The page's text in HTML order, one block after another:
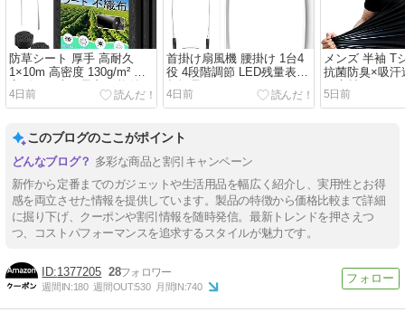
防草シート 厚手 高耐久
1×10m 高密度 130g/m² 固
定ピン20本と黒丸20枚付き
4日前
首掛け扇風機 腰掛け 1台4
役 4段階調節 LED残量表示
超軽量
4日前
メンズ 半袖 T
抗菌防臭×吸汗
ュ素材
5日前
このブログのここがポイント
多彩な商品と割引キャンペーン
新作から定番までのガジェットや生活用品を幅広く紹介し、実用性とお得
感を両立させた情報を提供しています。製品の特徴から価格比較まで詳細
に掘り下げ、クーポンや割引情報を随時発信。最新トレンドを押さえつ
つ、コストパフォーマンスを追求するスタイルが魅力です。
1377205 28
週間IN:180 週間OUT:530 月間IN:740